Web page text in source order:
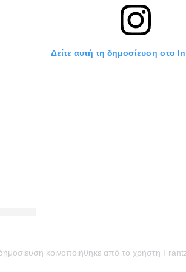
Δείτε αυτή τη δημοσίευση στο
κοινοποιήθηκε από το χρήστη